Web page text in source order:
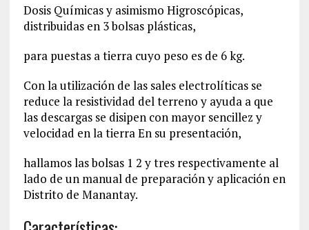
Dosis Químicas y asimismo Higroscópicas,
distribuidas en 3 bolsas plásticas,
para puestas a tierra cuyo peso es de 6 kg.
Con la utilización de las sales electrolíticas se
reduce la resistividad del terreno y ayuda a que
las descargas se disipen con mayor sencillez y
velocidad en la tierra En su presentación,
hallamos las bolsas 1 2 y tres respectivamente al
lado de un manual de preparación y aplicación en
Distrito de Manantay.